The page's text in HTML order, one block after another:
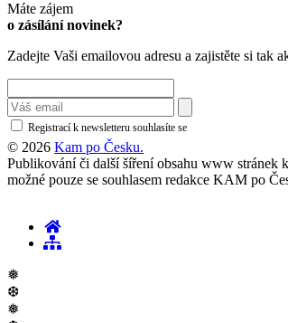
Máte zájem
o zásílání novinek?
Zadejte Vaši emailovou adresu a zajistěte si tak
Registrací k newsletteru souhlasíte se
© 2026 Kam po Česku.
Publikování či další šíření obsahu www stránek
možné pouze se souhlasem redakce KAM po
❅
❆
❅